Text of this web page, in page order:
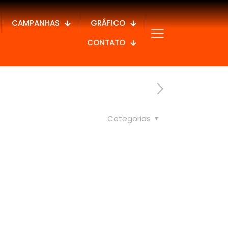
CAMPANHAS
GRÁFICO
CONTATO
Categorias